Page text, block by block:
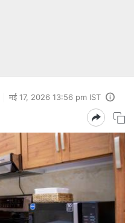
मई 17, 2026 13:56 pm IST